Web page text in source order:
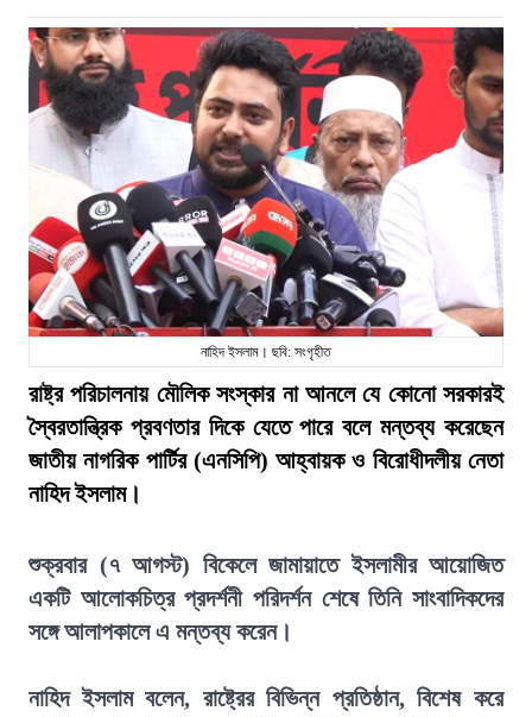
নাহিদ ইসলাম। ছবি: সংগৃহীত
রাষ্ট্র পরিচালনায় মৌলিক সংস্কার না আনলে যে কোনো সরকারই
স্বৈরতান্ত্রিক প্রবণতার দিকে যেতে পারে বলে মন্তব্য করেছেন
জাতীয় নাগরিক পার্টির (এনসিপি) আহ্বায়ক ও বিরোধীদলীয় নেতা
নাহিদ ইসলাম।
শুক্রবার (৭ আগস্ট) বিকেলে জামায়াতে ইসলামীর আয়োজিত
একটি আলোকচিত্র প্রদর্শনী পরিদর্শন শেষে তিনি সাংবাদিকদের
সঙ্গে আলাপকালে এ মন্তব্য করেন।
নাহিদ ইসলাম বলেন, রাষ্ট্রের বিভিন্ন প্রতিষ্ঠান, বিশেষ করে